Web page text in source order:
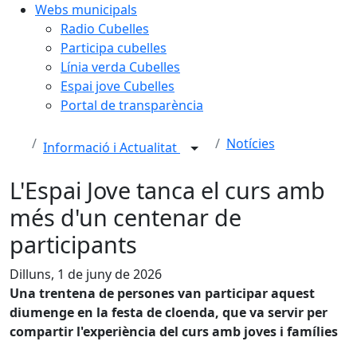
Webs municipals
Radio Cubelles
Participa cubelles
Línia verda Cubelles
Espai jove Cubelles
Portal de transparència
Informació i Actualitat Notícies
L'Espai Jove tanca el curs amb
més d'un centenar de
participants
Dilluns, 1 de juny de 2026
Una trentena de persones van participar aquest
diumenge en la festa de cloenda, que va servir per
compartir l'experiència del curs amb joves i famílies